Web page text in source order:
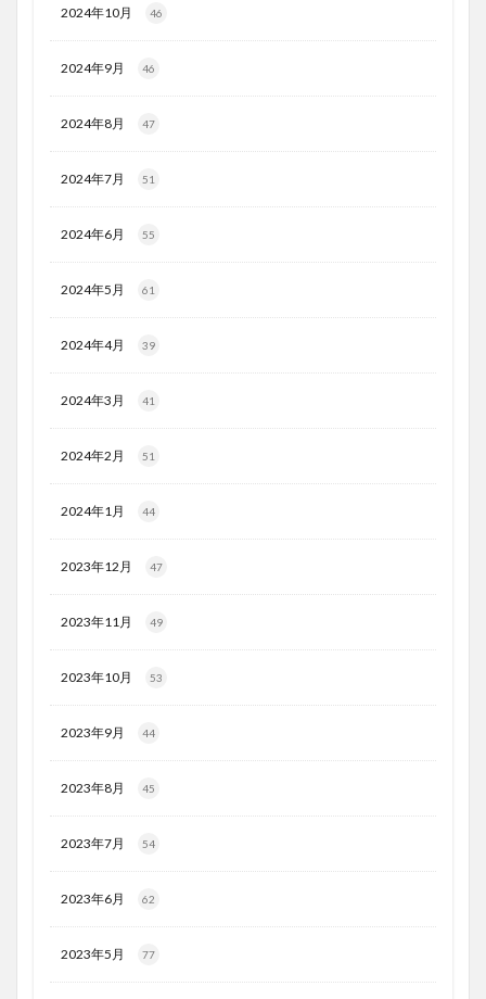
2024年10月 46
2024年9月 46
2024年8月 47
2024年7月 51
2024年6月 55
2024年5月 61
2024年4月 39
2024年3月 41
2024年2月 51
2024年1月 44
2023年12月 47
2023年11月 49
2023年10月 53
2023年9月 44
2023年8月 45
2023年7月 54
2023年6月 62
2023年5月 77